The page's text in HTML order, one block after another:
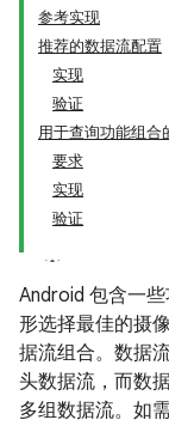
参考实现
推荐的数据流配置
实现
验证
用于查询功能组合
要求
实现
验证
Android 包含一
形选择最佳的摄
据流组合。 数据
头数据流，而数
多组数据流。如